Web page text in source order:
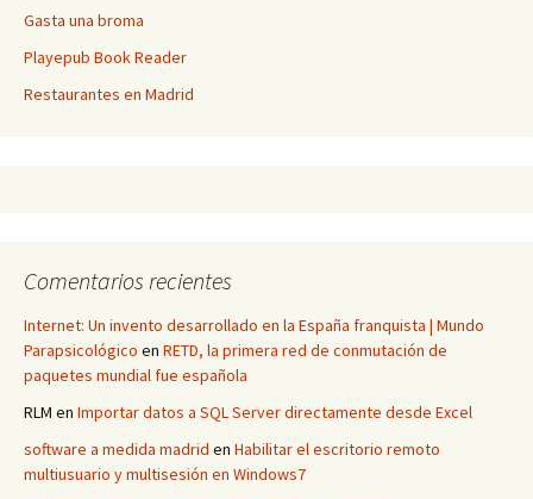
Gasta una broma
Playepub Book Reader
Restaurantes en Madrid
Comentarios recientes
Internet: Un invento desarrollado en la España franquista | Mundo
Parapsicológico en RETD, la primera red de conmutación de
paquetes mundial fue española
RLM en Importar datos a SQL Server directamente desde Excel
software a medida madrid en Habilitar el escritorio remoto
multiusuario y multisesión en Windows7